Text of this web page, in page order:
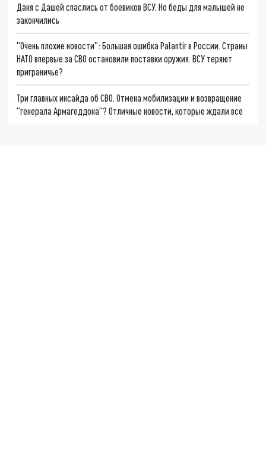
Даня с Дашей спаслись от боевиков ВСУ. Но беды для малышей не
закончились
"Очень плохие новости": Большая ошибка Palantir в России. Страны
НАТО впервые за СВО остановили поставки оружия. ВСУ теряют
приграничье?
Три главных инсайда об СВО. Отмена мобилизации и возвращение
"генерала Армагеддона"? Отличные новости, которые ждали все